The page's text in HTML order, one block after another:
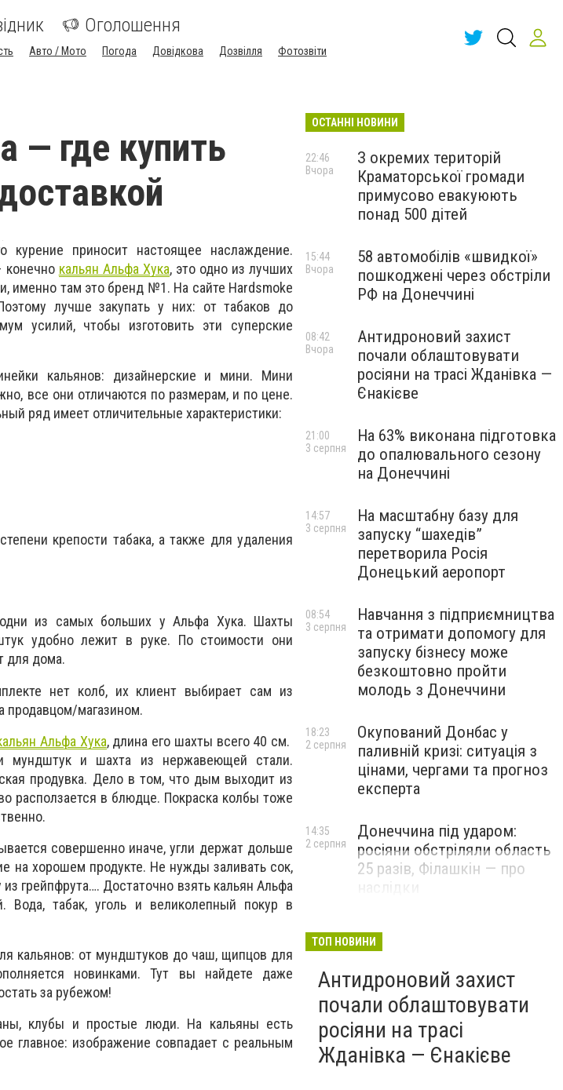
Оголошення
Авто / Мото Погода Довідкова Дозвілля Фотозвіти
— где купить
курение приносит настоящее наслаждение.
конечно кальян Альфа Хука, это одно из лучших
именно там это бренд №1. На сайте Hardsmoke
лучше закупать у них: от табаков до
усилий, чтобы изготовить эти суперские
кальянов: дизайнерские и мини. Мини
все они отличаются по размерам, и по цене.
ряд имеет отличительные характеристики:
крепости табака, а также для удаления
из самых больших у Альфа Хука. Шахты
удобно лежит в руке. По стоимости они
для дома.
нет колб, их клиент выбирает сам из
продавцом/магазином.
Альфа Хука, длина его шахты всего 40 см.
мундштук и шахта из нержавеющей стали.
продувка. Дело в том, что дым выходит из
расползается в блюдце. Покраска колбы тоже
совершенно иначе, угли держат дольше
на хорошем продукте. Не нужды заливать сок,
грейпфрута…. Достаточно взять кальян Альфа
табак, уголь и великолепный покур в
кальянов: от мундштуков до чаш, щипцов для
новинками. Тут вы найдете даже
за рубежом!
клубы и простые люди. На кальяны есть
главное: изображение совпадает с реальным
ОСТАННІ НОВИНИ
З окремих територій
Краматорської громади
примусово евакуюють
понад 500 дітей
22:46
Вчора
58 автомобілів «швидкої»
пошкоджені через обстріли
РФ на Донеччині
15:44
Вчора
Антидроновий захист
почали облаштовувати
росіяни на трасі Жданівка —
Єнакієве
08:42
Вчора
На 63% виконана підготовка
до опалювального сезону
на Донеччині
21:00
3 серпня
На масштабну базу для
запуску “шахедів”
перетворила Росія
Донецький аеропорт
14:57
3 серпня
Навчання з підприємництва
та отримати допомогу для
запуску бізнесу може
безкоштовно пройти
молодь з Донеччини
08:54
3 серпня
Окупований Донбас у
паливній кризі: ситуація з
цінами, чергами та прогноз
експерта
18:23
2 серпня
Донеччина під ударом:
росіяни обстріляли область
25 разів, Філашкін — про
14:35
2 серпня
ТОП НОВИНИ
Антидроновий захист
почали облаштовувати
росіяни на трасі
Жданівка — Єнакієве